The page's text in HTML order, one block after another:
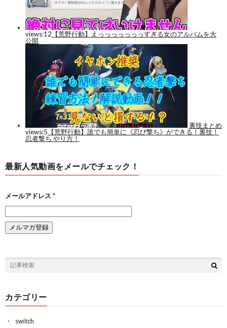
最新人気動画をメールでチェック！
メールアドレス *
カテゴリー
switch